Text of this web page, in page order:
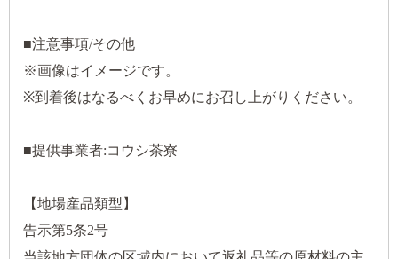
■注意事項/その他
※画像はイメージです。
※到着後はなるべくお早めにお召し上がりください。
■提供事業者:コウシ茶寮
【地場産品類型】
告示第5条2号